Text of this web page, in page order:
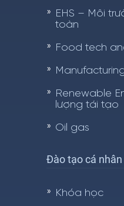
EHS – Môi
toàn
Food tech
Renewable
lượng tái tạo
Oil gas
Đào tạo cá nhân
Khóa học